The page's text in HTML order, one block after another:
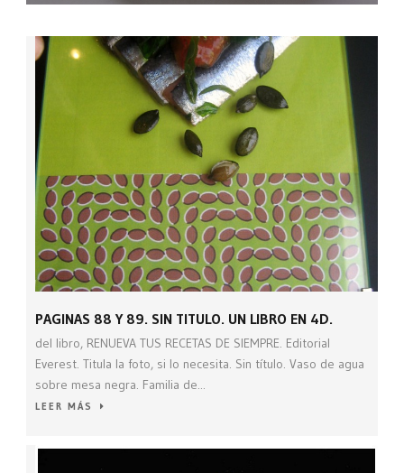
PAGINAS 88 Y 89. SIN TITULO. UN LIBRO EN 4D.
del libro, RENUEVA TUS RECETAS DE SIEMPRE. Editorial
Everest. Titula la foto, si lo necesita. Sin título. Vaso de agua
sobre mesa negra. Familia de...
LEER MÁS